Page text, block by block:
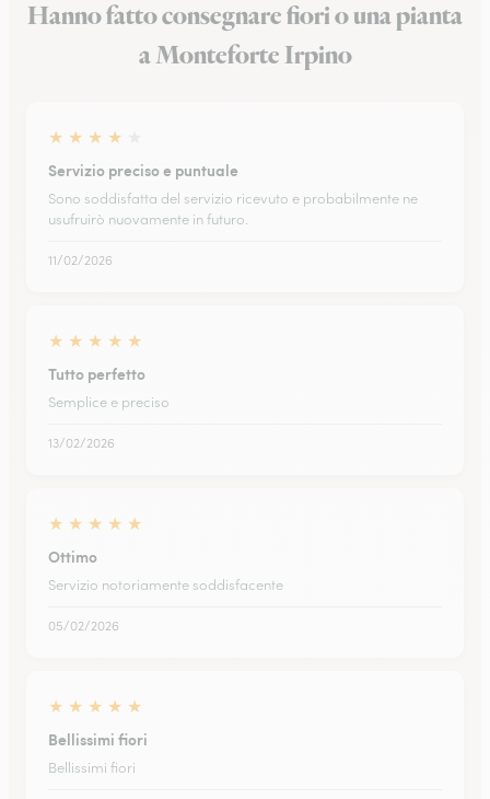
Hanno fatto consegnare fiori o una pianta
a Monteforte Irpino
★ ★ ★ ★
Servizio preciso e puntuale
Sono soddisfatta del servizio ricevuto e probabilmente ne
usufruirò nuovamente in futuro.
11/02/2026
★ ★ ★ ★ ★
Tutto perfetto
Semplice e preciso
13/02/2026
★ ★ ★ ★ ★
Ottimo
Servizio notoriamente soddisfacente
05/02/2026
★ ★ ★ ★ ★
Bellissimi fiori
Bellissimi fiori